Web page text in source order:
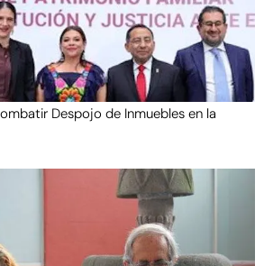
Despojo de Inmuebles en la